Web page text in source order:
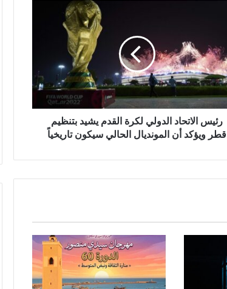
رئيس الاتحاد الدولي لكرة القدم يشيد بتنظيم
قطر ويؤكد أن المونديال الحالي سيكون تاريخياً